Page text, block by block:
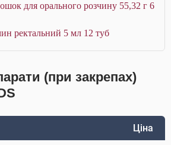
для орального розчину 55,32 г 6
ректальний 5 мл 12 туб
(при закрепах)
Ціна